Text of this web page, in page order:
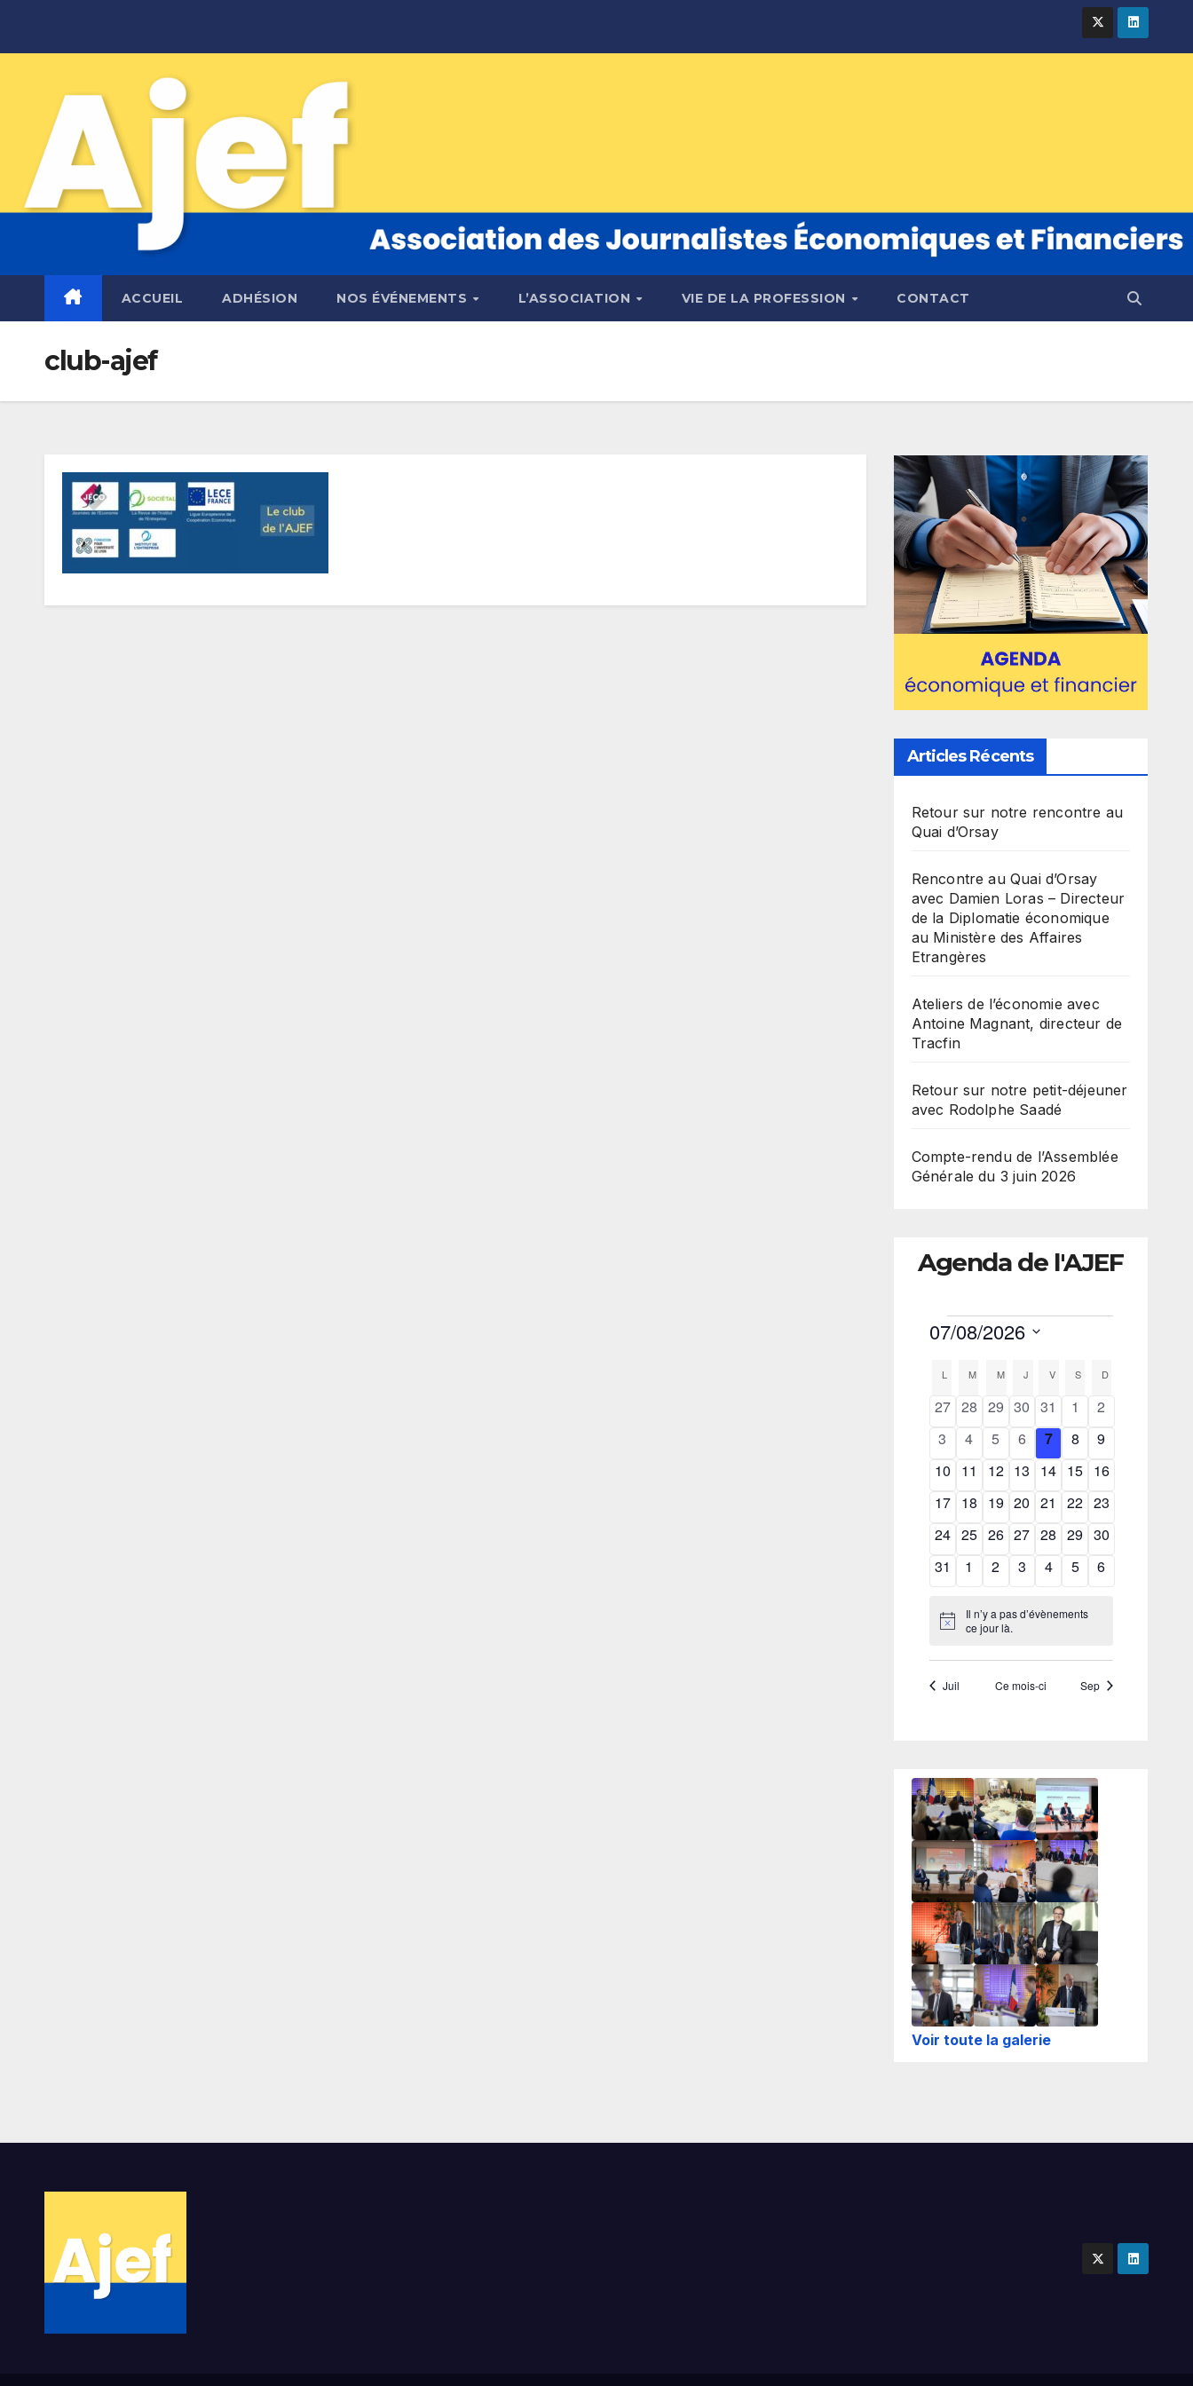
ACCUEIL ADHÉSION NOS ÉVÉNEMENTS L’ASSOCIATION VIE DE LA PROFESSION CONTACT
club-ajef
Articles Récents
Retour sur notre rencontre au
Quai d’Orsay
Rencontre au Quai d’Orsay
avec Damien Loras – Directeur
de la Diplomatie économique
au Ministère des Affaires
Etrangères
Ateliers de l’économie avec
Antoine Magnant, directeur de
Tracfin
Retour sur notre petit-déjeuner
avec Rodolphe Saadé
Compte-rendu de l’Assemblée
Générale du 3 juin 2026
Agenda de l'AJEF
Voir toute la galerie